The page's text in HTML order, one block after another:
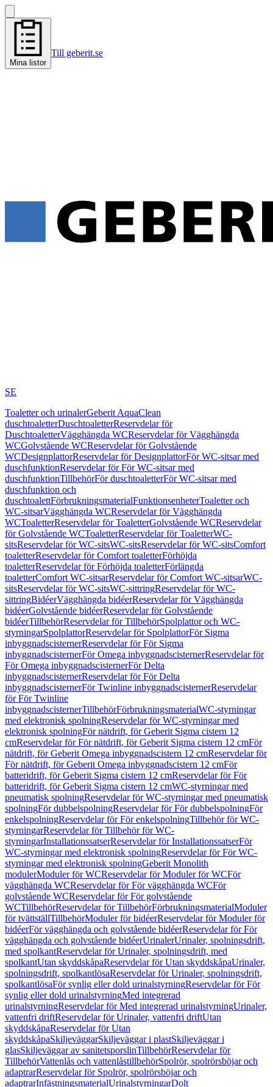
Mina listor
Till geberit.se
SE
Toaletter och urinalerGeberit AquaClean
duschtoaletterDuschtoaletterReservdelar för
DuschtoaletterVägghängda WCReservdelar för Vägghängda
WCGolvstående WCReservdelar för Golvstående
WCDesignplattorReservdelar för DesignplattorFör WC-sitsar med
duschfunktionReservdelar för För WC-sitsar med
duschfunktionTillbehörFör duschtoaletterFör WC-sitsar med
duschfunktion och
duschtoalettFörbrukningsmaterialFunktionsenheterToaletter och
WC-sitsarVägghängda WCReservdelar för Vägghängda
WCToaletterReservdelar för ToaletterGolvstående WCReservdelar
för Golvstående WCToaletterReservdelar för ToaletterWC-
sitsReservdelar för WC-sitsWC-sitsReservdelar för WC-sitsComfort
toaletterReservdelar för Comfort toaletterFörhöjda
toaletterReservdelar för Förhöjda toaletterFörlängda
toaletterComfort WC-sitsarReservdelar för Comfort WC-sitsarWC-
sitsReservdelar för WC-sitsWC-sittringReservdelar för WC-
sittringBidéerVägghängda bidéerReservdelar för Vägghängda
bidéerGolvstående bidéerReservdelar för Golvstående
bidéerTillbehörReservdelar för TillbehörSpolplattor och WC-
styrningarSpolplattorReservdelar för SpolplattorFör Sigma
inbyggnadscisternerReservdelar för För Sigma
inbyggnadscisternerFör Omega inbyggnadscisternerReservdelar för
För Omega inbyggnadscisternerFör Delta
inbyggnadscisternerReservdelar för För Delta
inbyggnadscisternerFör Twinline inbyggnadscisternerReservdelar
för För Twinline
inbyggnadscisternerTillbehörFörbrukningsmaterialWC-styrningar
med elektronisk spolningReservdelar för WC-styrningar med
elektronisk spolningFör nätdrift, för Geberit Sigma cistern 12
cmReservdelar för För nätdrift, för Geberit Sigma cistern 12 cmFör
nätdrift, för Geberit Omega inbyggnadscistern 12 cmReservdelar för
För nätdrift, för Geberit Omega inbyggnadscistern 12 cmFör
batteridrift, för Geberit Sigma cistern 12 cmReservdelar för För
batteridrift, för Geberit Sigma cistern 12 cmWC-styrningar med
pneumatisk spolningReservdelar för WC-styrningar med pneumatisk
spolningFör dubbelspolningReservdelar för För dubbelspolningFör
enkelspolningReservdelar för För enkelspolningTillbehör för WC-
styrningarReservdelar för Tillbehör för WC-
styrningarInstallationssatserReservdelar för InstallationssatserFör
WC-styrningar med elektronisk spolningReservdelar för För WC-
styrningar med elektronisk spolningGeberit Monolith
modulerModuler för WCReservdelar för Moduler för WCFör
vägghängda WCReservdelar för För vägghängda WCFör
golvstående WCReservdelar för För golvstående
WCTillbehörReservdelar för TillbehörFörbrukningsmaterialModuler
för tvättställTillbehörModuler för bidéerReservdelar för Moduler för
bidéerFör vägghängda och golvstående bidéerReservdelar för För
vägghängda och golvstående bidéerUrinalerUrinaler, spolningsdrift,
med spolkantReservdelar för Urinaler, spolningsdrift, med
spolkantUtan skyddskåpaReservdelar för Utan skyddskåpaUrinaler,
spolningsdrift, spolkantlösaReservdelar för Urinaler, spolningsdrift,
spolkantlösaFör synlig eller dold urinalstyrningReservdelar för För
synlig eller dold urinalstyrningMed integrerad
urinalstyrningReservdelar för Med integrerad urinalstyrningUrinaler,
vattenfri driftReservdelar för Urinaler, vattenfri driftUtan
skyddskåpaReservdelar för Utan
skyddskåpaSkiljeväggarSkiljeväggar i plastSkiljeväggar i
glasSkiljeväggar av sanitetsporslinTillbehörReservdelar för
TillbehörVattenlås och vattenlåstillbehörSpolrör, spolrörsböjar och
adaptrarReservdelar för Spolrör, spolrörsböjar och
adaptrarInfästningsmaterialUrinalstyrningarDolt